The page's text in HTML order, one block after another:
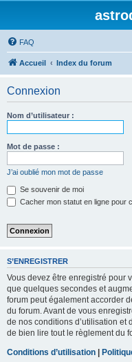
FAQ
Accueil Index du forum
Connexion
Nom d’utilisateur :
Mot de passe :
J’ai oublié mon mot de passe
Se souvenir de moi
Cacher mon statut en ligne pour
S’ENREGISTRER
Vous devez être enregistré pour
que quelques secondes et
forum peut également accorder
du forum. Avant de vous
de nos conditions d’utilisation et
de bien lire tout le règlement du
Conditions d’utilisation |